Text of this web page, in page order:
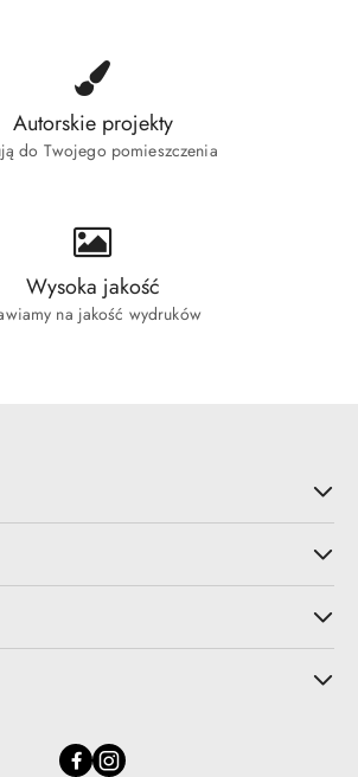
Autorskie projekty
do Twojego pomieszczenia
Wysoka jakość
na jakość wydruków